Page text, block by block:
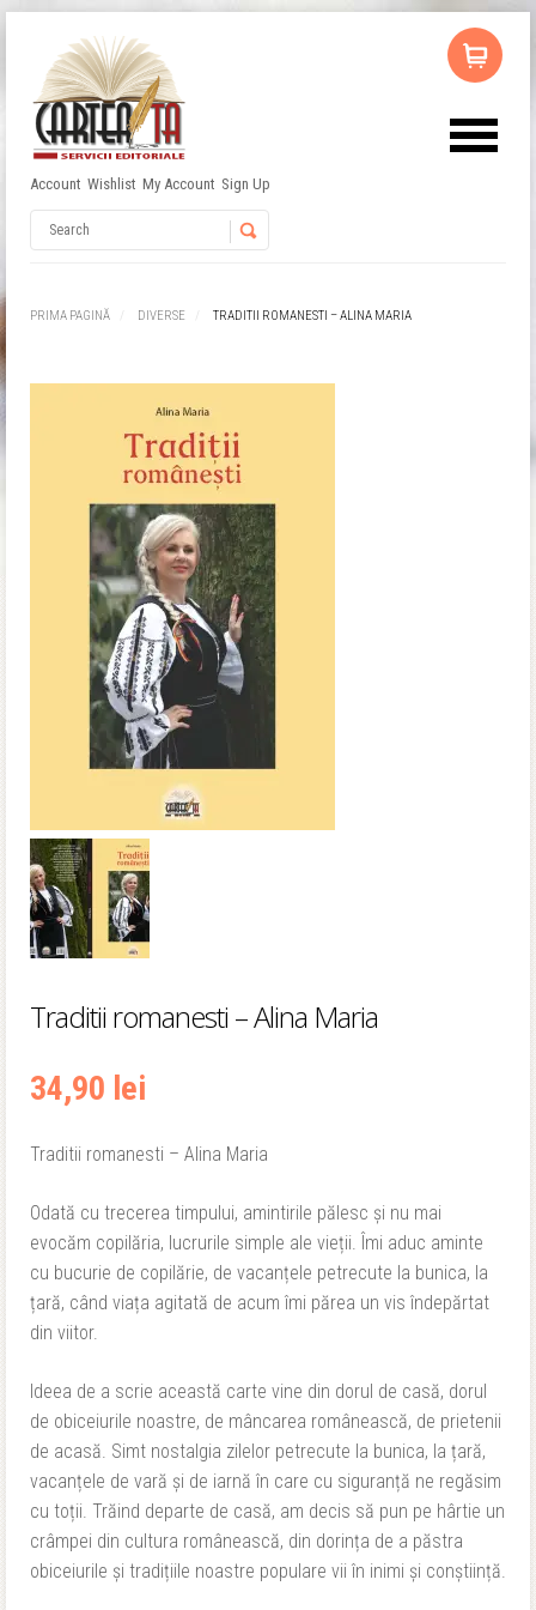
Account Wishlist My Account Sign Up
PRIMA PAGINĂ DIVERSE TRADITII ROMANESTI – ALINA MARIA
Traditii romanesti – Alina Maria
34,90 lei
Traditii romanesti – Alina Maria
Odată cu trecerea timpului, amintirile pălesc și nu mai
evocăm copilăria, lucrurile simple ale vieții. Îmi aduc aminte
cu bucurie de copilărie, de vacanțele petrecute la bunica, la
țară, când viața agitată de acum îmi părea un vis îndepărtat
din viitor.
Ideea de a scrie această carte vine din dorul de casă, dorul
de obiceiurile noastre, de mâncarea românească, de prietenii
de acasă. Simt nostalgia zilelor petrecute la bunica, la țară,
vacanțele de vară și de iarnă în care cu siguranță ne regăsim
cu toții. Trăind departe de casă, am decis să pun pe hârtie un
crâmpei din cultura românească, din dorința de a păstra
obiceiurile și tradițiile noastre populare vii în inimi și conștiință.
Nu ai niciun produs în coș.